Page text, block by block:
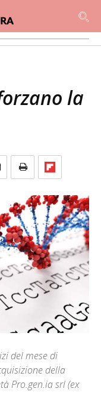
la
del mese di
della
Pro.gen.ia srl (ex